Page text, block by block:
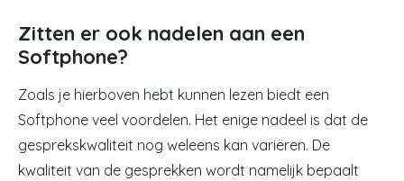
Zitten er ook nadelen aan een
Softphone?
Zoals je hierboven hebt kunnen lezen biedt een
Softphone veel voordelen. Het enige nadeel is dat de
gesprekskwaliteit nog weleens kan variëren. De
kwaliteit van de gesprekken wordt namelijk bepaalt